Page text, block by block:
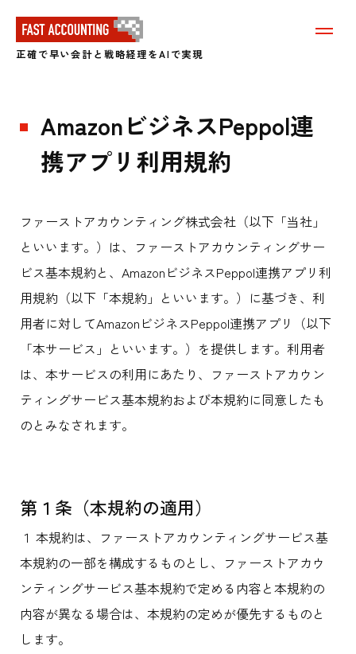
正確で早い会計と戦略経理をAIで実現
メ
AmazonビジネスPeppol連
携アプリ利用規約
ファーストアカウンティング株式会社（以下「当社」
といいます。）は、ファーストアカウンティングサー
ビス基本規約と、AmazonビジネスPeppol連携アプリ利
用規約（以下「本規約」といいます。）に基づき、利
用者に対してAmazonビジネスPeppol連携アプリ（以下
「本サービス」といいます。）を提供します。利用者
は、本サービスの利用にあたり、ファーストアカウン
ティングサービス基本規約および本規約に同意したも
のとみなされます。
第１条（本規約の適用）
１ 本規約は、ファーストアカウンティングサービス基
本規約の一部を構成するものとし、ファーストアカウ
ンティングサービス基本規約で定める内容と本規約の
内容が異なる場合は、本規約の定めが優先するものと
します。